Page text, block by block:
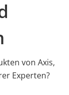
von Axis,
Experten?